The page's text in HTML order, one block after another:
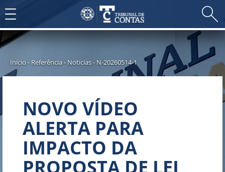
Toggle
navigation
Início-Referência -Notícias-N-20260514-1
NOVO VÍDEO
ALERTA PARA
IMPACTO DA